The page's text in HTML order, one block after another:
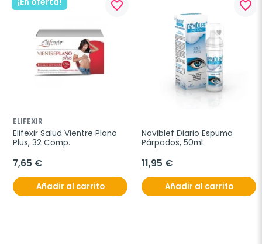
favorite_border
ELIFEXIR
Elifexir Salud Vientre Plano
Plus, 32 Comp.
7,65 €
Añadir al carrito
favorite_border
Naviblef Diario Espuma
Párpados, 50ml.
11,95 €
Añadir al carrito